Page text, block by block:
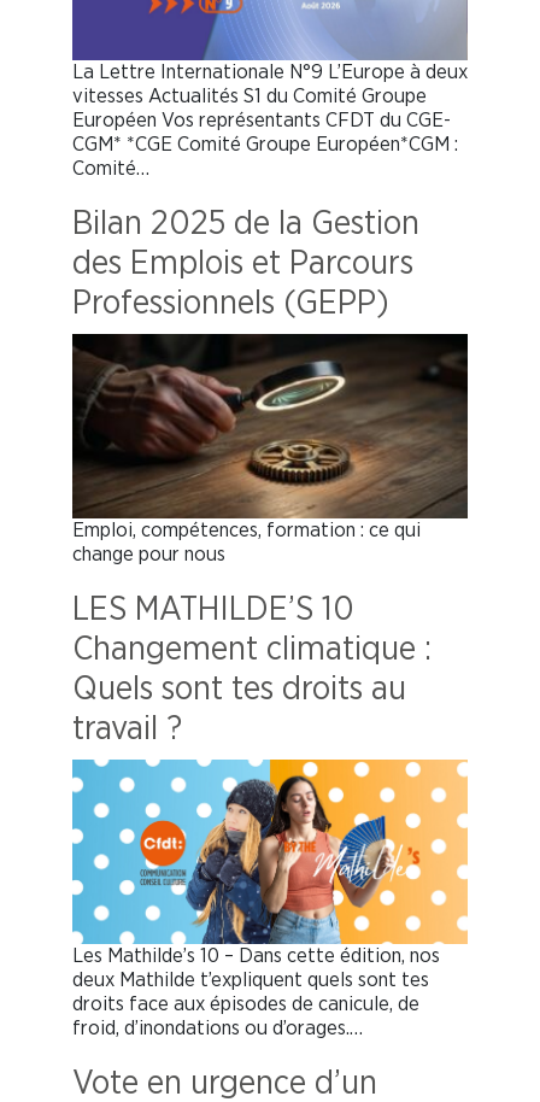
La Lettre Internationale N°9 L’Europe à deux
vitesses Actualités S1 du Comité Groupe
Européen Vos représentants CFDT du CGE-
CGM* *CGE Comité Groupe Européen*CGM :
Comité…
Bilan 2025 de la Gestion
des Emplois et Parcours
Professionnels (GEPP)
Emploi, compétences, formation : ce qui
change pour nous
LES MATHILDE’S 10
Changement climatique :
Quels sont tes droits au
travail ?
Les Mathilde’s 10 – Dans cette édition, nos
deux Mathilde t’expliquent quels sont tes
droits face aux épisodes de canicule, de
froid, d’inondations ou d’orages.…
Vote en urgence d’un